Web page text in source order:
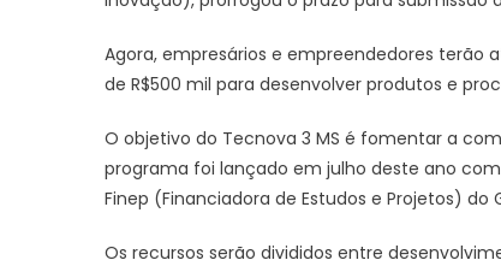
Agora, empresários e empreendedores terão
de R$500 mil para desenvolver produtos e
O objetivo do Tecnova 3 MS é fomentar a
programa foi lançado em julho deste ano
Finep (Financiadora de Estudos e Projetos)
Os recursos serão divididos entre